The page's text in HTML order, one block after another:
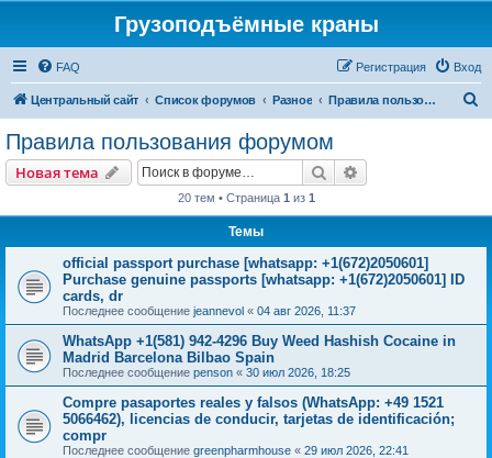
Грузоподъёмные краны
FAQ Вход
Регистрация
Центральный сайт Список форумов Разное Правила пользования форумом
Правила пользования форумом
Новая тема Поиск
20 тем • Страница 1 из 1
Темы
official passport purchase [whatsapp: +1(672)2050601]
Purchase genuine passports [whatsapp: +1(672)2050601] ID
cards, dr
Последнее сообщение jeannevol « 04 авг 2026, 11:37
WhatsApp +1(581) 942-4296 Buy Weed Hashish Cocaine in
Madrid Barcelona Bilbao Spain
Последнее сообщение penson « 30 июл 2026, 18:25
Compre pasaportes reales y falsos (WhatsApp: +49 1521
5066462), licencias de conducir, tarjetas de identificación;
compr
Последнее сообщение greenpharmhouse « 29 июл 2026, 22:41